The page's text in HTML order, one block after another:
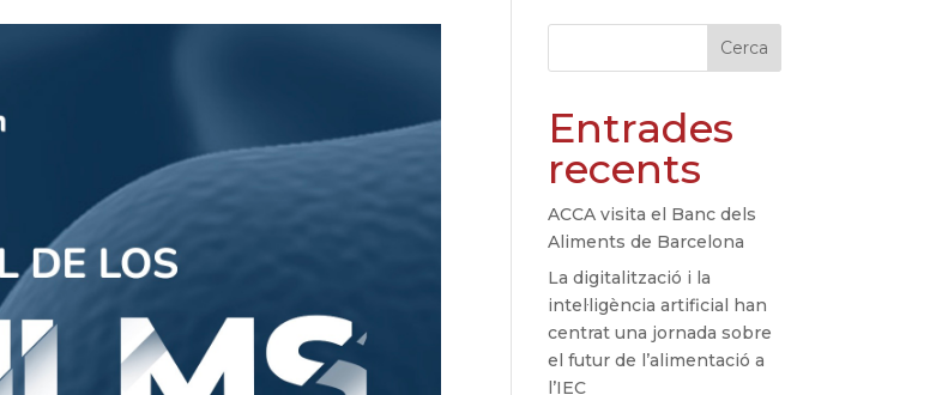
Cerca
Entrades
recents
ACCA visita el Banc dels
Aliments de Barcelona
La digitalització i la
intel·ligència artificial han
centrat una jornada sobre
el futur de l’alimentació a
l’IEC